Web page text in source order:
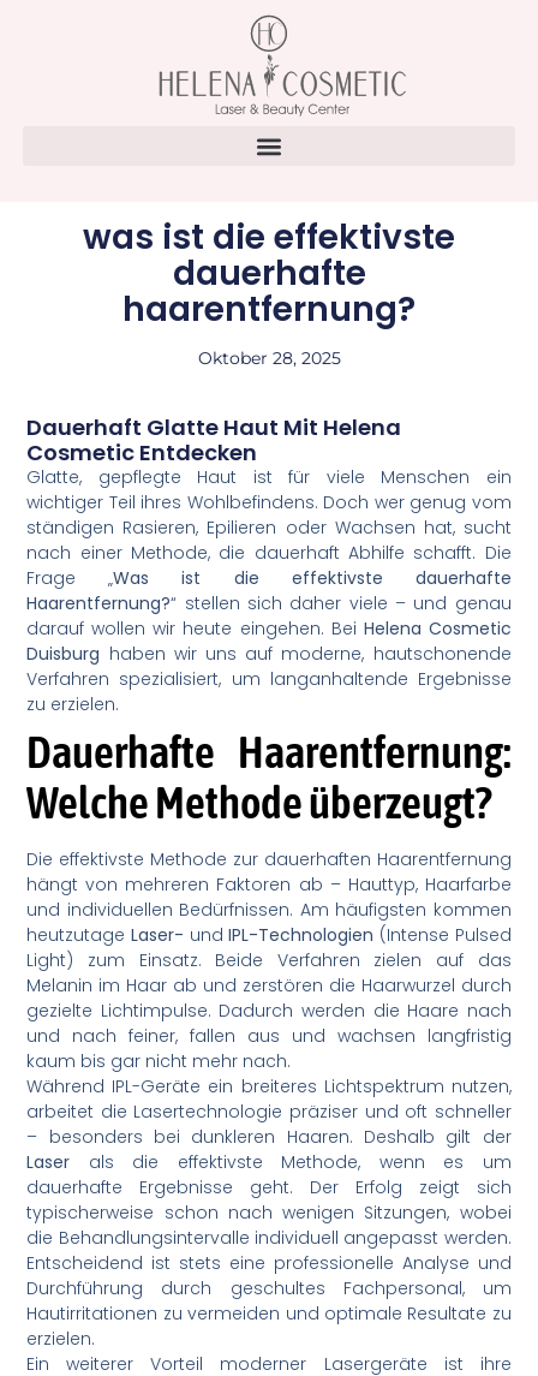
was ist die effektivste
dauerhafte
haarentfernung?
Oktober 28, 2025
Dauerhaft Glatte Haut Mit Helena
Cosmetic Entdecken
Glatte, gepflegte Haut ist für viele Menschen ein
wichtiger Teil ihres Wohlbefindens. Doch wer genug vom
ständigen Rasieren, Epilieren oder Wachsen hat, sucht
nach einer Methode, die dauerhaft Abhilfe schafft. Die
Frage „Was ist die effektivste dauerhafte
Haarentfernung?“ stellen sich daher viele – und genau
darauf wollen wir heute eingehen. Bei Helena Cosmetic
Duisburg haben wir uns auf moderne, hautschonende
Verfahren spezialisiert, um langanhaltende Ergebnisse
zu erzielen.
Dauerhafte Haarentfernung:
Welche Methode überzeugt?
Die effektivste Methode zur dauerhaften Haarentfernung
hängt von mehreren Faktoren ab – Hauttyp, Haarfarbe
und individuellen Bedürfnissen. Am häufigsten kommen
heutzutageLaser- undIPL-Technologien (Intense Pulsed
Light) zum Einsatz. Beide Verfahren zielen auf das
Melanin im Haar ab und zerstören die Haarwurzel durch
gezielte Lichtimpulse. Dadurch werden die Haare nach
und nach feiner, fallen aus und wachsen langfristig
kaum bis gar nicht mehr nach.
Während IPL-Geräte ein breiteres Lichtspektrum nutzen,
arbeitet die Lasertechnologie präziser und oft schneller
– besonders bei dunkleren Haaren. Deshalb gilt der
Laser als die effektivste Methode, wenn es um
dauerhafte Ergebnisse geht. Der Erfolg zeigt sich
typischerweise schon nach wenigen Sitzungen, wobei
die Behandlungsintervalle individuell angepasst werden.
Entscheidend ist stets eine professionelle Analyse und
Durchführung durch geschultes Fachpersonal, um
Hautirritationen zu vermeiden und optimale Resultate zu
erzielen.
Ein weiterer Vorteil moderner Lasergeräte ist ihre